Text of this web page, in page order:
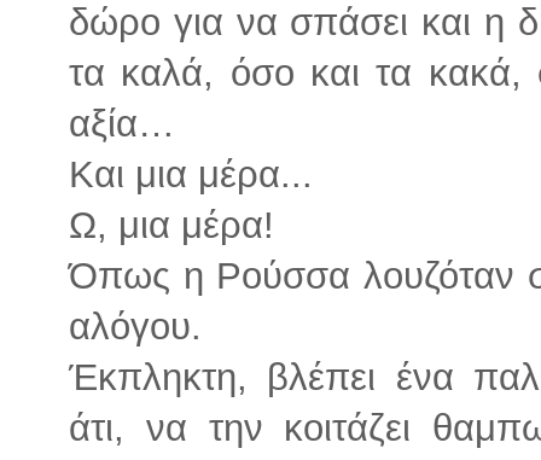
δώρο για να σπάσει και η
τα καλά, όσο και τα κακά,
αξία…
Και μια μέρα...
Ω, μια μέρα!
Όπως η Ρούσσα λουζόταν
αλόγου.
Έκπληκτη, βλέπει ένα
άτι, να την κοιτάζει